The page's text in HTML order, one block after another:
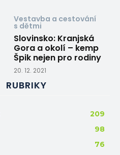
Vestavba a cestování
s dětmi
Slovinsko: Kranjská
Gora a okolí – kemp
Špik nejen pro rodiny
20. 12. 2021
RUBRIKY
209
98
76